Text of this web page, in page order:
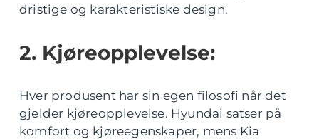
dristige og karakteristiske design.
2. Kjøreopplevelse:
Hver produsent har sin egen filosofi når det
gjelder kjøreopplevelse. Hyundai satser på
komfort og kjøreegenskaper, mens Kia